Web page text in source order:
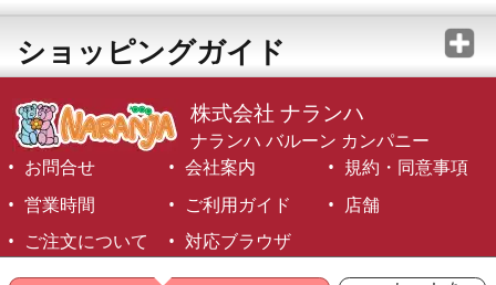
ショッピングガイド
株式会社 ナランハ
ナランハ バルーン カンパニー
お問合せ
会社案内
規約・同意事項
営業時間
ご利用ガイド
店舗
ご注文について
対応ブラウザ
©1999-2026 NARANJA Inc. All Rights Reserved.